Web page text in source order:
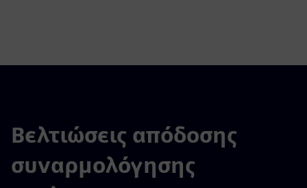
Βελτιώσεις απόδοσης
συναρμολόγησης